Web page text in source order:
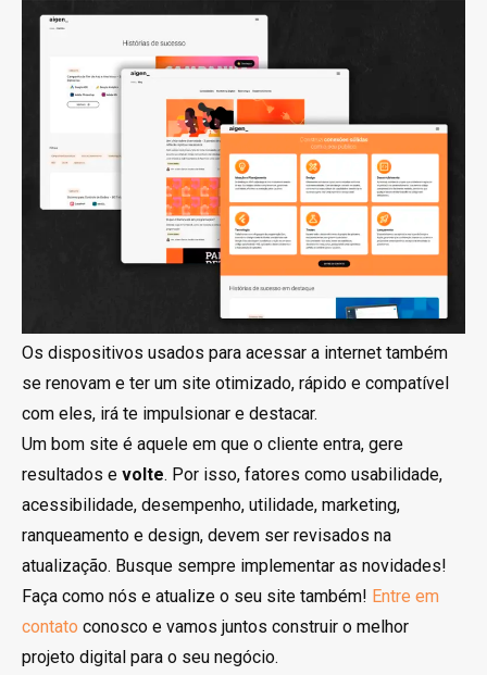
Os dispositivos usados para acessar a internet também
se renovam e ter um site otimizado, rápido e compatível
com eles, irá te impulsionar e destacar.
Um bom site é aquele em que o cliente entra, gere
resultados e volte. Por isso, fatores como usabilidade,
acessibilidade, desempenho, utilidade, marketing,
ranqueamento e design, devem ser revisados na
atualização. Busque sempre implementar as novidades!
Faça como nós e atualize o seu site também! Entre em
contato conosco e vamos juntos construir o melhor
projeto digital para o seu negócio.